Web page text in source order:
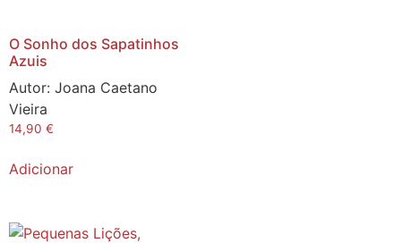
O Sonho dos Sapatinhos
Azuis
Autor: Joana Caetano
Vieira
14,90 €
Adicionar